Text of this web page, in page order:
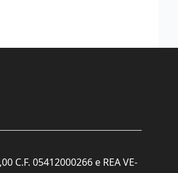
C.F. 05412000266 e REA VE-